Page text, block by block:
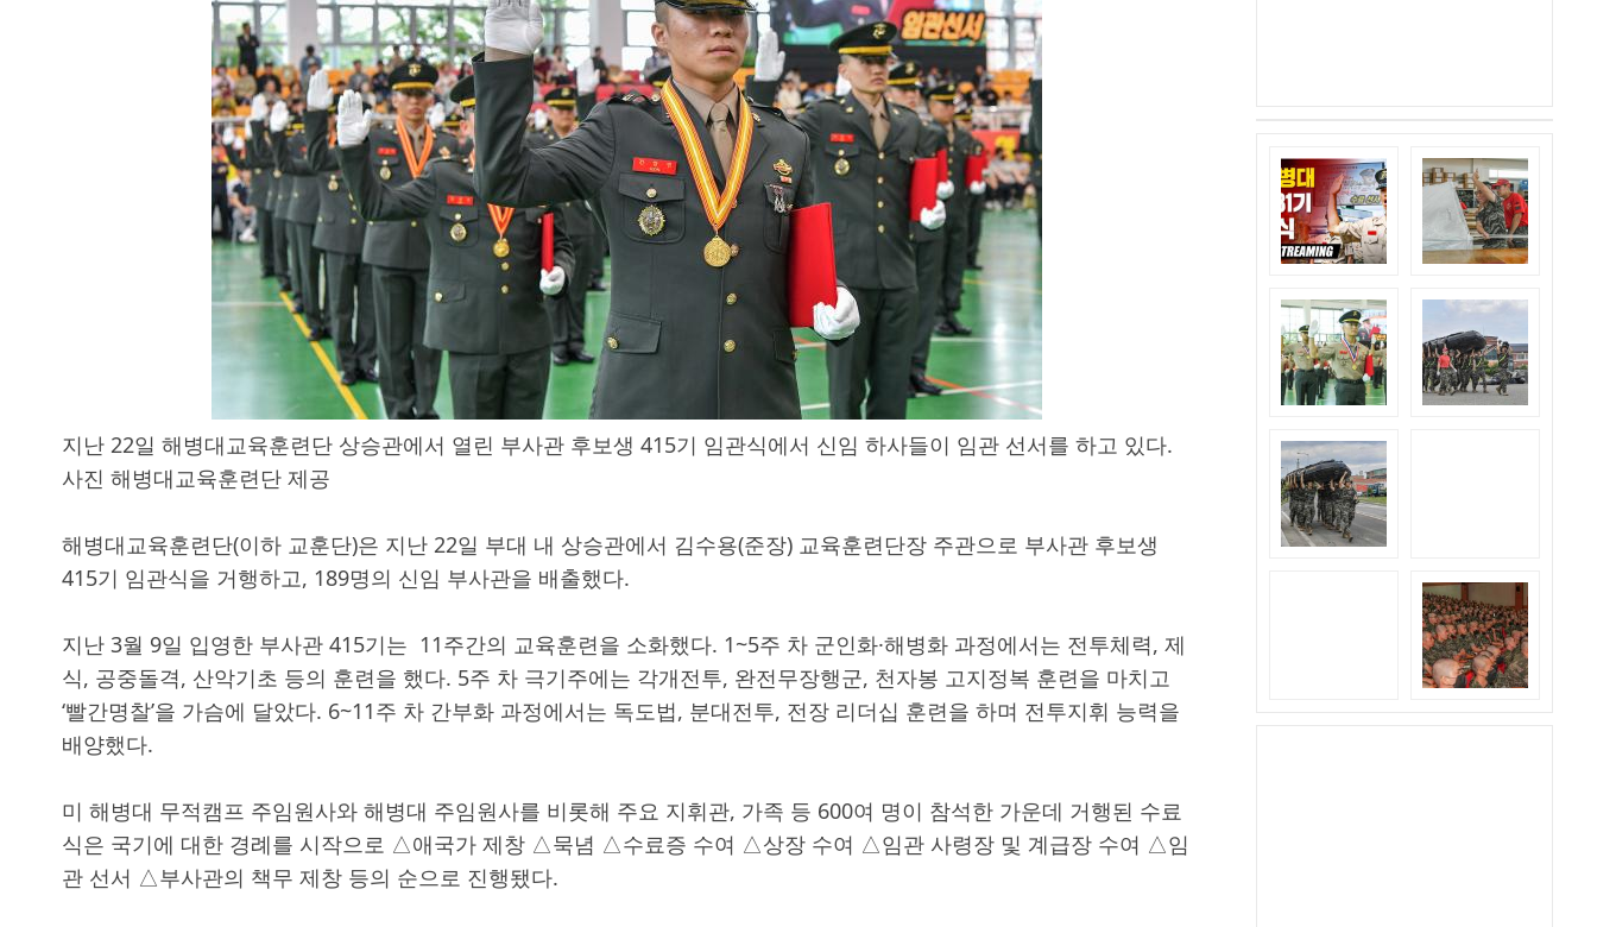
지난 22일 해병대교육훈련단 상승관에서 열린 부사관 후보생 415기 임관식에서 신임 하사들이 임관 선서를 하고 있다.
사진 해병대교육훈련단 제공
해병대교육훈련단(이하 교훈단)은 지난 22일 부대 내 상승관에서 김수용(준장) 교육훈련단장 주관으로 부사관 후보생
415기 임관식을 거행하고, 189명의 신임 부사관을 배출했다.
지난 3월 9일 입영한 부사관 415기는 11주간의 교육훈련을 소화했다. 1~5주 차 군인화·해병화 과정에서는 전투체력, 제
식, 공중돌격, 산악기초 등의 훈련을 했다. 5주 차 극기주에는 각개전투, 완전무장행군, 천자봉 고지정복 훈련을 마치고
‘빨간명찰’을 가슴에 달았다. 6~11주 차 간부화 과정에서는 독도법, 분대전투, 전장 리더십 훈련을 하며 전투지휘 능력을
배양했다.
미 해병대 무적캠프 주임원사와 해병대 주임원사를 비롯해 주요 지휘관, 가족 등 600여 명이 참석한 가운데 거행된 수료
식은 국기에 대한 경례를 시작으로 △애국가 제창 △묵념 △수료증 수여 △상장 수여 △임관 사령장 및 계급장 수여 △임
관 선서 △부사관의 책무 제창 등의 순으로 진행됐다.